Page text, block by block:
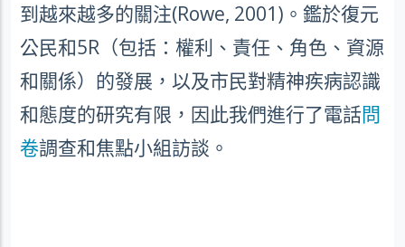
到越來越多的關注(Rowe, 2001) 。鑑於復元
公民和5R （包括：權利、責任、角色、資源
和關係）的發展，以及市民對精神疾病認識
和態度的研究有限，因此我們進行了電話問
卷調查和焦點小組訪談。